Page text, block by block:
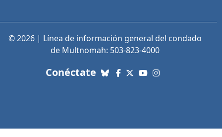
© 2026 | Línea de información general del condado
de Multnomah: 503-823-4000
Conéctate con nosotros. Enlaces a
Bluesky
Facebook
X (Twitter)
YouTube
Instagram